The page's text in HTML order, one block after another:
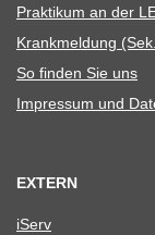
Prak­ti­kum an der
Krank­mel­dung
So fin­den Sie uns
Impres­sum und
EXTERN
iServ